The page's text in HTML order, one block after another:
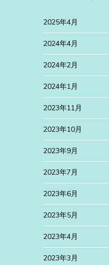
2025年4月
2024年4月
2024年2月
2024年1月
2023年11月
2023年10月
2023年9月
2023年7月
2023年6月
2023年5月
2023年4月
2023年3月